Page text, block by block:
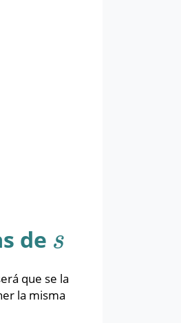
de s
s
que se la
la misma